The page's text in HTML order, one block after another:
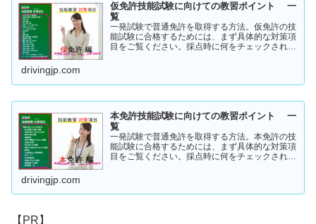
仮免許技能試験に向けての教習ポイント 一
覧
一発試験で普通免許を取得する方法。仮免許の技
能試験に合格するためには、まず具体的な対策項
目をご覧ください。採点時に何をチェックされる
drivingjp.com
本免許技能試験に向けての教習ポイント 一
覧
一発試験で普通免許を取得する方法。本免許の技
能試験に合格するためには、まず具体的な対策項
目をご覧ください。採点時に何をチェックされる
drivingjp.com
【PR】